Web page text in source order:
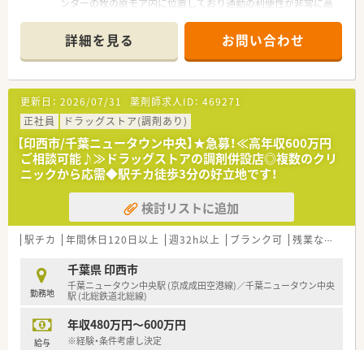
ンターの牧の原モア内に位置しており通勤の利便性が非常に高
■処方箋は眼科メインに応需しており、1日平均70枚程度を近隣
の眼科クリニックや心療内科、総合病院など広域から受け付けて
います。
■薬剤師は5名体制で運営されており、事務スタッフも在籍して
いるため、調剤や監査業務に専念しやすい人員構成となっており
ます。
【こんな取り組みをしています】
■サプリメントバーやビューティーケアスタジオを併設し、薬剤
師が栄養士や化粧品担当者と連携して健康を管理する次世代店
舗を拡大中です。
■2022年までに健康サポート薬局を50店舗まで拡大する計画を
推進しており、地域医療の拠点として公衆衛生の向上に積極的に
貢献しています。
■錠剤監査システムだけでなく、音声入力システム等の最新設備
立しています。
【こんな方が活躍中】
商品知識を習得し、地域の「セルフメディケーション」を支えた
い方が活躍中です。
詳細を見る お問い合わせ
更新日： 2026/07/31 薬剤師求人ID： 469271
正社員
ドラッグストア(調剤あり)
【印西市/千葉ニュータウン中央】★急募！≪高年収600万円
ご相談可能♪≫ドラッグストアの調剤併設店◎複数のクリ
ニックから応需◆駅チカ徒歩3分の好立地です！
検討リストに追加
駅チカ 年間休日120日以上 週32h以上 ブランク可 残業なし(ほぼなし含む)
勤務地
千葉県 印西市
千葉ニュータウン中央駅 (京成成田空港線)／千葉ニュータウン中央
駅 (北総鉄道北総線)
給与
年収480万円～600万円
※経験・条件考慮し決定